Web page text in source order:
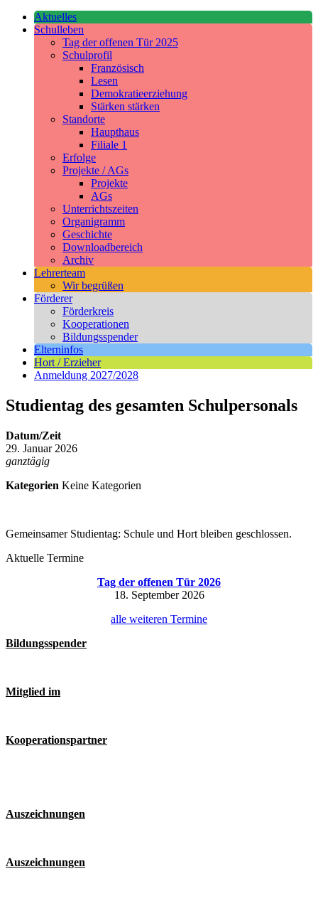
Aktuelles
Schulleben
Tag der offenen Tür 2025
Schulprofil
Französisch
Lesen
Demokratieerziehung
Stärken stärken
Standorte
Haupthaus
Filiale 1
Erfolge
Projekte / AGs
Projekte
AGs
Unterrichtszeiten
Organigramm
Geschichte
Downloadbereich
Archiv
Lehrerteam
Wir begrüßen
Förderer
Förderkreis
Kooperationen
Bildungsspender
Elterninfos
Hort / Erzieher
Anmeldung 2027/2028
Studientag des gesamten Schulpersonals
Datum/Zeit
29. Januar 2026
ganztägig
Kategorien Keine Kategorien
Gemeinsamer Studientag: Schule und Hort bleiben geschlossen.
Aktuelle Termine
Tag der offenen Tür 2026
18. September 2026
alle weiteren Termine
Bildungsspender
Mitglied im
Kooperationspartner
Auszeichnungen
Auszeichnungen